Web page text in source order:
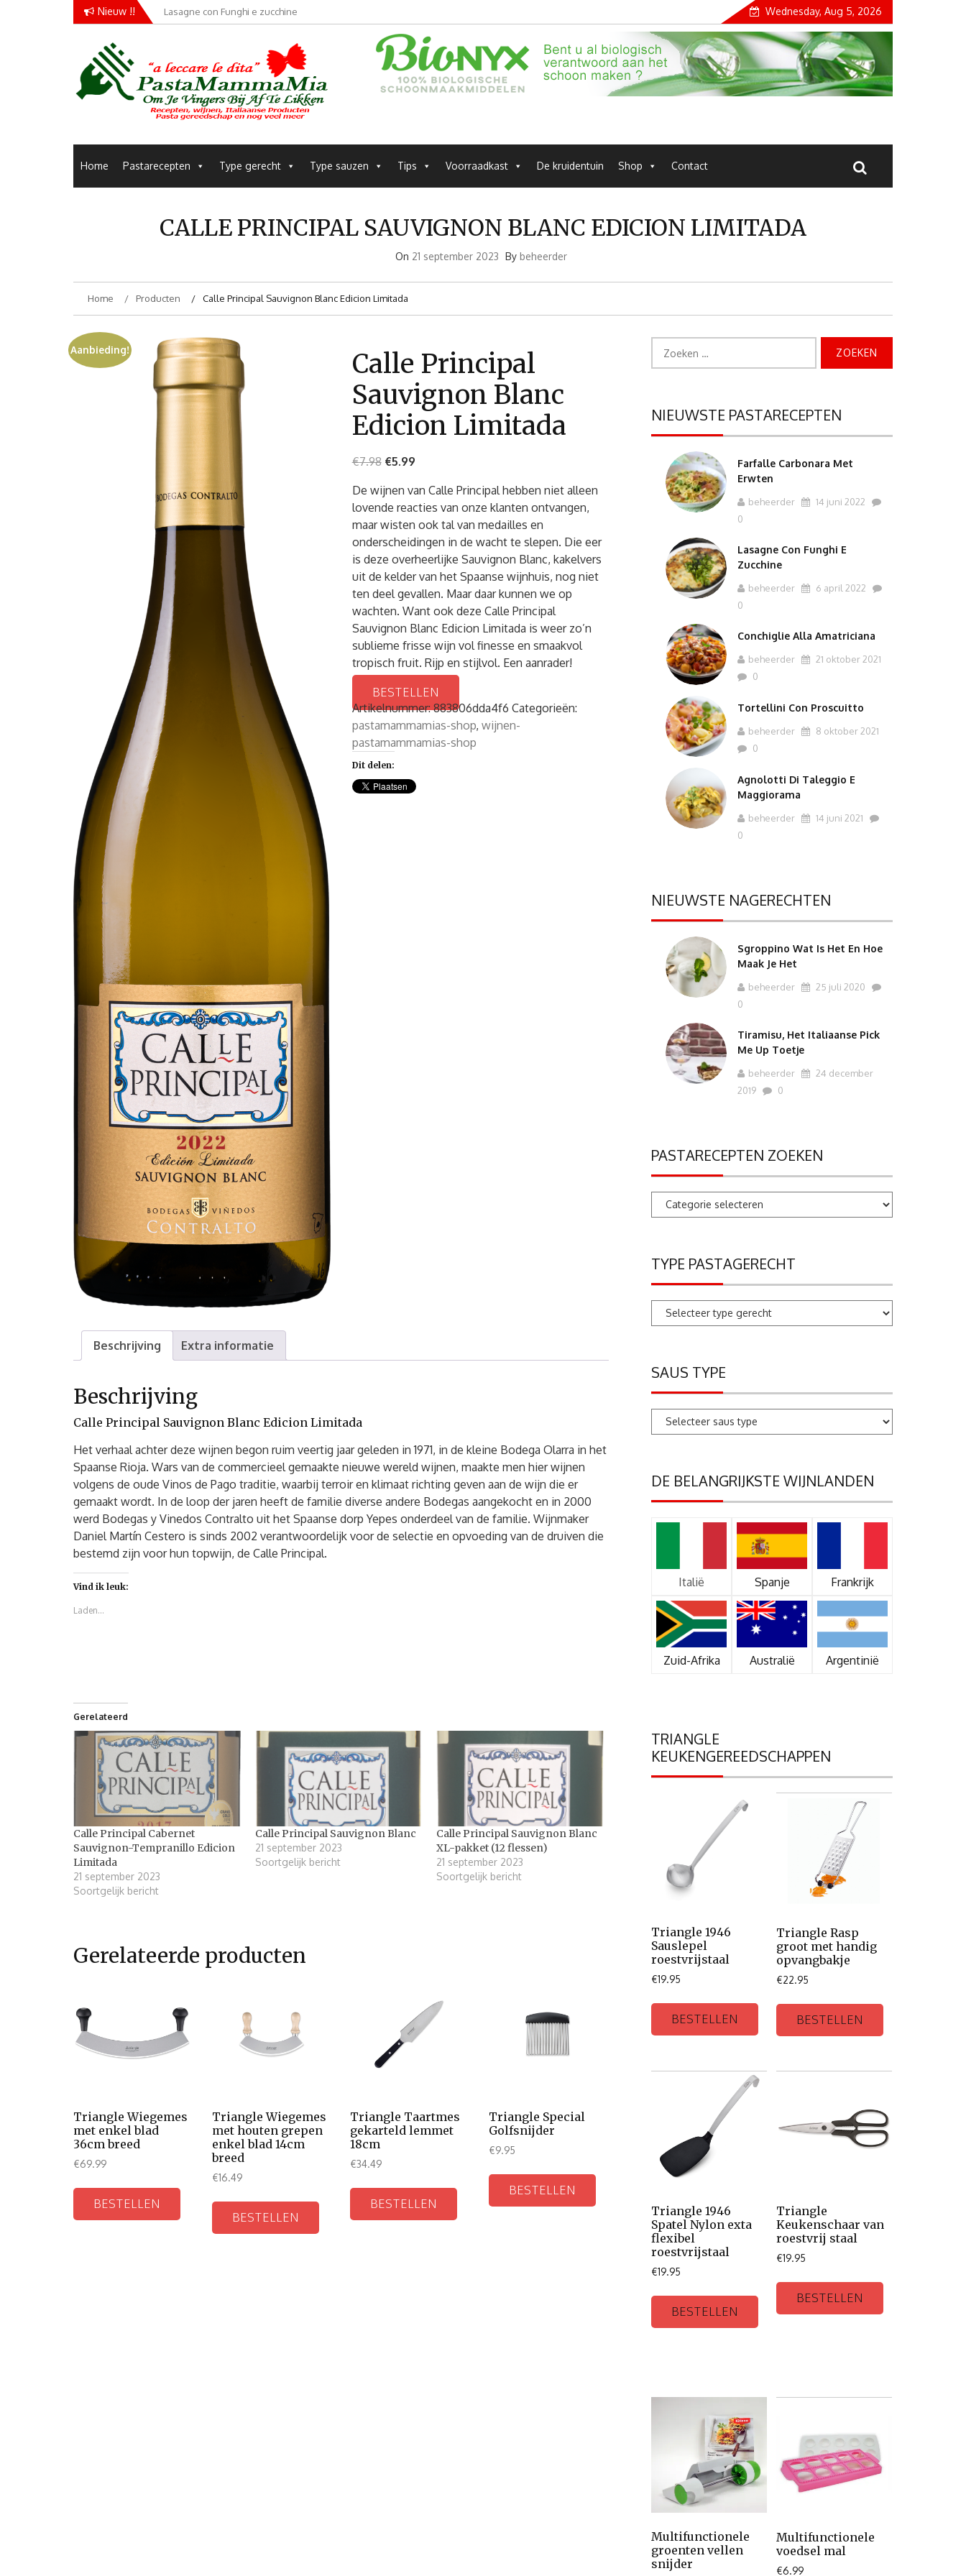
Nieuw !! Lasagne con Funghi e zucchine
Conchiglie alla Amatriciana Wednesday, Aug 5, 2026
Pastamammamia
Home Pastarecepten Type gerecht Type sauzen Tips Voorraadkast De kruidentuin Shop Contact
CALLE PRINCIPAL SAUVIGNON BLANC EDICION LIMITADA
On 21 september 2023 By beheerder
Home Producten Calle Principal Sauvignon Blanc Edicion Limitada
Aanbieding!
Calle Principal
Sauvignon Blanc
Edicion Limitada
€7.98 €5.99
De wijnen van Calle Principal hebben niet alleen
lovende reacties van onze klanten ontvangen,
maar wisten ook tal van medailles en
onderscheidingen in de wacht te slepen. Die eer
is deze overheerlijke Sauvignon Blanc, kakelvers
uit de kelder van het Spaanse wijnhuis, nog niet
ten deel gevallen. Maar daar kunnen we op
wachten. Want ook deze Calle Principal
Sauvignon Blanc Edicion Limitada is weer zo’n
sublieme frisse wijn vol finesse en smaakvol
tropisch fruit. Rijp en stijlvol. Een aanrader!
BESTELLEN
Artikelnummer:883806dda4f6 Categorieën:
pastamammamias-shop, wijnen-
pastamammamias-shop
Dit delen:
Beschrijving Extra informatie
Beschrijving
Calle Principal Sauvignon Blanc Edicion Limitada
Het verhaal achter deze wijnen begon ruim veertig jaar geleden in 1971, in de kleine Bodega Olarra in het
Spaanse Rioja. Wars van de commercieel gemaakte nieuwe wereld wijnen, maakte men hier wijnen
volgens de oude Vinos de Pago traditie, waarbij terroir en klimaat richting geven aan de wijn die er
gemaakt wordt. In de loop der jaren heeft de familie diverse andere Bodegas aangekocht en in 2000
werd Bodegas y Vinedos Contralto uit het Spaanse dorp Yepes onderdeel van de familie. Wijnmaker
Daniel Martín Cestero is sinds 2002 verantwoordelijk voor de selectie en opvoeding van de druiven die
bestemd zijn voor hun topwijn, de Calle Principal.
Vind ik leuk:
Laden...
Gerelateerd
Calle Principal Cabernet
Sauvignon-Tempranillo Edicion
Limitada
21 september 2023
Soortgelijk bericht
Calle Principal Sauvignon Blanc
21 september 2023
Soortgelijk bericht
Calle Principal Sauvignon Blanc
XL-pakket (12 flessen)
21 september 2023
Soortgelijk bericht
Gerelateerde producten
Triangle Wiegemes
met enkel blad
36cm breed
€69.99
BESTELLEN
Triangle Wiegemes
met houten grepen
enkel blad 14cm
breed
€16.49
BESTELLEN
Triangle Taartmes
gekarteld lemmet
18cm
€34.49
BESTELLEN
Triangle Special
Golfsnijder
€9.95
BESTELLEN
NIEUWSTE PASTARECEPTEN
Farfalle Carbonara Met
Erwten
beheerder
14 juni 2022
0
Lasagne Con Funghi E
Zucchine
beheerder
6 april 2022
0
Conchiglie Alla Amatriciana
beheerder
21 oktober 2021
0
Tortellini Con Proscuitto
beheerder
8 oktober 2021
0
Agnolotti Di Taleggio E
Maggiorama
beheerder
14 juni 2021
0
NIEUWSTE NAGERECHTEN
Sgroppino Wat Is Het En Hoe
Maak Je Het
beheerder
25 juli 2020
0
Tiramisu, Het Italiaanse Pick
Me Up Toetje
beheerder
24 december
2019
0
PASTARECEPTEN ZOEKEN
Pastarecepten
zoeken
TYPE PASTAGERECHT
SAUS TYPE
DE BELANGRIJKSTE WIJNLANDEN
Italië Spanje Frankrijk
Zuid-Afrika Australië Argentinië
TRIANGLE
KEUKENGEREEDSCHAPPEN
Triangle 1946
Sauslepel
roestvrijstaal
€19.95
BESTELLEN
Triangle Rasp
groot met handig
opvangbakje
€22.95
BESTELLEN
Triangle 1946
Spatel Nylon exta
flexibel
roestvrijstaal
€19.95
BESTELLEN
Triangle
Keukenschaar van
roestvrij staal
€19.95
BESTELLEN
Multifunctionele
groenten vellen
snijder
Multifunctionele
voedsel mal
€6.99